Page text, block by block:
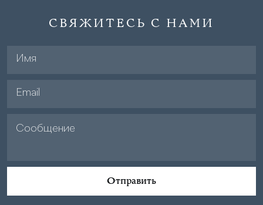
СВЯЖИТЕСЬ С НАМИ
Отправить